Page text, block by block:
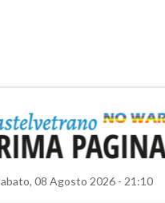
08 Agosto 2026 - 21:10